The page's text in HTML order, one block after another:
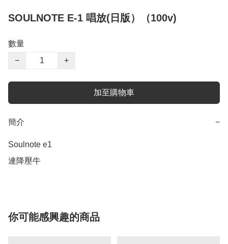
SOULNOTE E-1 唱放(日版）（100v)
數量
−
+
加至購物車
簡介 −
Soulnote e1
你可能感興趣的商品